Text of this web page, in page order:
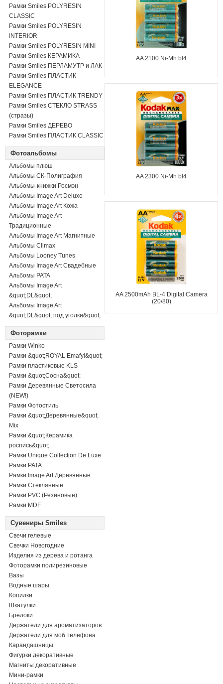
Рамки Smiles POLYRESIN
CLASSIC
Рамки Smiles POLYRESIN
INTERIOR
Рамки Smiles POLYRESIN MINI
Рамки Smiles КЕРАМИКА
Рамки Smiles ПЕРЛАМУТР и ЛАК
Рамки Smiles ПЛАСТИК
ELEGANCE
Рамки Smiles ПЛАСТИК TRENDY
Рамки Smiles СТЕКЛО STRASS
(стразы)
Рамки Smiles ДЕРЕВО
Рамки Smiles ПЛАСТИК CLASSIC
Фотоальбомы
Альбомы плюш
Альбомы СК-Полиграфия
Альбомы-книжки Росмэн
Альбомы Image Art Deluxe
Альбомы Image Art Кожа
Альбомы Image Art
Традиционные
Альбомы Image Art Магнитные
Альбомы Climax
Альбомы Looney Tunes
Альбомы Image Art Свадебные
Альбомы PATA
Альбомы Image Art
&quot;DL&quot;
Альбомы Image Art
&quot;DL&quot; под уголки&quot;
Фоторамки
Рамки Winko
Рамки &quot;ROYAL Emafyl&quot;
Рамки пластиковые KLS
Рамки &quot;Сосна&quot;
Рамки Деревянные Светосила
(NEW!)
Рамки Фотостиль
Рамки &quot;Деревянные&quot;
Mix
Рамки &quot;Керамика
роспись&quot;
Рамки Unique Collection De Luxe
Рамки PATA
Рамки Image Art Деревянные
Рамки Стеклянные
Рамки PVC (Резиновые)
Рамки MDF
Сувениры Smiles
Свечи гелевые
Свечки Новогодние
Изделия из дерева и ротанга
Фоторамки полирезиновые
Вазы
Водные шары
Копилки
Шкатулки
Брелоки
Держатели для ароматизаторов
Держатели для моб телефона
Карандашницы
Фигурки декоративные
Магниты декоративные
Мини-рамки
AA 2100 Ni-Mh bl4
AA 2300 Ni-Mh bl4
AA 2500mAh BL-4 Digital Camera
(20/80)